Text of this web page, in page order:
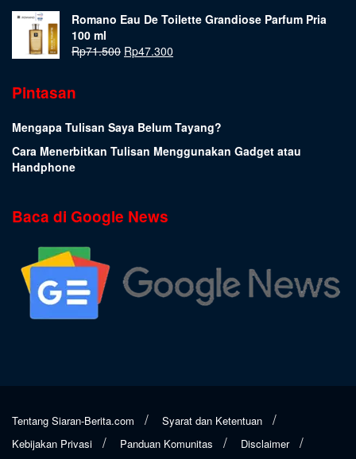
Romano Eau De Toilette Grandiose Parfum Pria
100 ml
Rp71.500 Rp47.300
Pintasan
Mengapa Tulisan Saya Belum Tayang?
Cara Menerbitkan Tulisan Menggunakan Gadget atau
Handphone
Baca di Google News
Tentang Siaran-Berita.com
Syarat dan Ketentuan
Kebijakan Privasi
Panduan Komunitas Disclaimer